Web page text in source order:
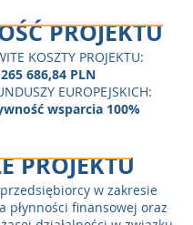
PROJEKTU
KOSZTY PROJEKTU:
265 686,84 PLN
EUROPEJSKICH:
wsparcia 100%
PROJEKTU
w zakresie
płynności finansowej oraz